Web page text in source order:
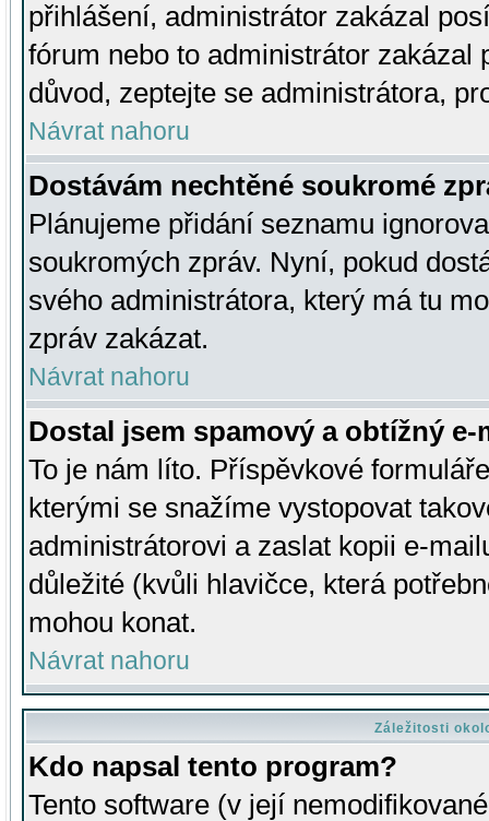
přihlášení, administrátor zakázal
fórum nebo to administrátor zakázal
důvod, zeptejte se administrátora,
Návrat nahoru
Dostávám nechtěné soukromé
Plánujeme přidání seznamu
soukromých zpráv. Nyní, pokud
svého administrátora, který má tu
zpráv zakázat.
Návrat nahoru
Dostal jsem spamový a obtížný
To je nám líto. Příspěvkové
kterými se snažíme vystopovat
administrátorovi a zaslat kopii e-
důležité (kvůli hlavičce, která
mohou konat.
Návrat nahoru
Záležitosti
Kdo napsal tento program?
Tento software (v její